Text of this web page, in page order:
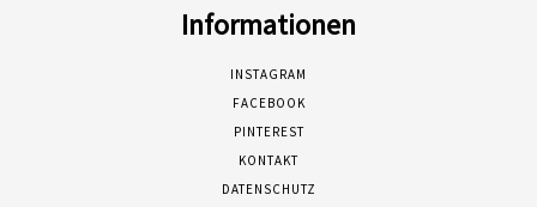
Informationen
INSTAGRAM
FACEBOOK
PINTEREST
KONTAKT
DATENSCHUTZ